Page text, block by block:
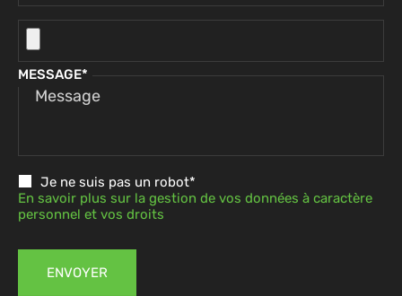
MESSAGE*
Je ne suis pas un robot*
En savoir plus sur la gestion de vos données à caractère
personnel et vos droits
ENVOYER